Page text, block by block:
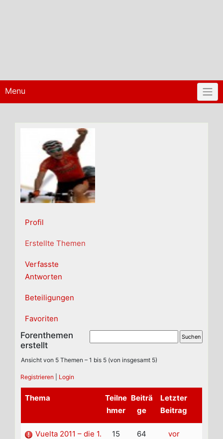
Menu
Profil
Erstellte Themen
Verfasste
Antworten
Beteiligungen
Favoriten
Forenthemen
erstellt
Ansicht von 5 Themen – 1 bis 5 (von insgesamt 5)
Registrieren Login
Thema
Teilne
hmer
Beiträ
ge
Letzter
Beitrag
Vuelta 2011 – die 1.
15 64
vor